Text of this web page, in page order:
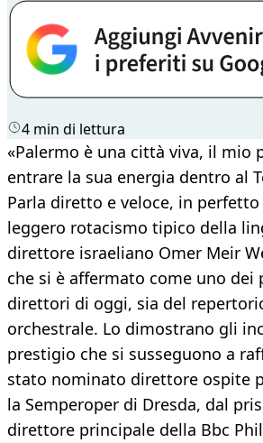
4 min di lettura
«Palermo è una città viva, il mio
entrare la sua energia dentro al
Parla diretto e veloce, in
leggero rotacismo tipico della
direttore israeliano Omer Meir
che si è affermato come uno dei
direttori di oggi, sia del
orchestrale. Lo dimostrano gli
prestigio che si susseguono a
stato nominato direttore ospite
la Semperoper di Dresda, dal
direttore principale della Bbc